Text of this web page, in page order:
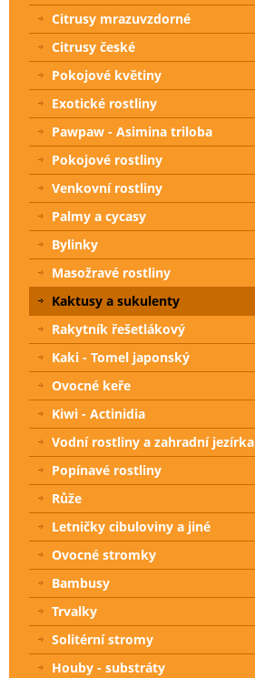
Citrusy mrazuvzdorné
Citrusy české
Pokojové květiny
Exotické rostliny
Pawpaw - Asimina triloba
Pokojové rostliny
Venkovní rostliny
Palmy a cycasy
Bylinky
Masožravé rostliny
Kaktusy a sukulenty
Rakytník řešetlákový
Kaki - Tomel japonský
Ovocné keře
Kiwi - Actinidia
Vodní rostliny a zahradní jezírka
Popínavé rostliny
Růže
Letničky cibuloviny a jiné
Ovocné stromky
Bambusy
Trvalky
Solitérní stromy
Houby - substráty